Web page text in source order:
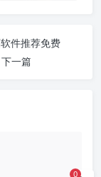
件推荐免费
下一篇
0